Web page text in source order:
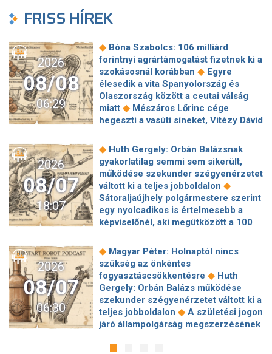
FRISS HÍREK
2026
08/08
06:29
◆ Bóna Szabolcs: 106 milliárd
forintnyi agrártámogatást fizetnek ki a
szokásosnál korábban ◆ Egyre
élesedik a vita Spanyolország és
Olaszország között a ceutai válság
miatt ◆ Mészáros Lőrinc cége
hegeszti a vasúti síneket, Vitézy Dávid
tesz a Bosnyák téri irodakomplexum
beruházója, ha az állam felmondja a
szerződésüket ◆ Megérkezett
Magyar Péter bejelentése: így költik
el a 6 ezer milliárd forintnyi uniós
◆Megbénult az ivóvíztárolók
töltése Ózdon – de máshol is komoly
nehézségek adódtak◆
éjszaka is könnyebb lesz hazajutni
Megszólal Filep Dávid, Magyar Péter
feljelentője: "Ez valóban büntetőügy!"
◆Megszólalt a szomjazó gólyát itató
közutas◆24 év korkülönbség, 24.
évforduló: Hegyi Barbara és Zorán
ritka szerelmes fotójáért odavannak a
felfüggesztett szektorbezárást kapott
2026
08/07
18:07
◆ Huth Gergely: Orbán Balázsnak
gyakorlatilag semmi sem sikerült,
működése szekunder szégyenérzetet
váltott ki a teljes jobboldalon ◆
Sátoraljaújhely polgármestere szerint
egy nyolcadikos is értelmesebb a
képviselőnél, aki megütközött a 100
hírszerzés szerint Putyin pár éven
belül megtámadhat egy NATO-
tagállamot ◆ Vitézy Dávid
elmagyarázta, miért Mészárosék
cége nyerte a közbeszerzést
sínhegesztésre◆ Nagy cégek
segítségét kéri Szolnok
polgármestere a 400 kirúgott
kerékpárgyári munkás miatt
2026
08/07
06:30
◆ Magyar Péter: Holnaptól nincs
szükség az önkéntes
fogyasztáscsökkentésre ◆ Huth
Gergely: Orbán Balázs működése
szekunder szégyenérzetet váltott ki a
teljes jobboldalon ◆ A születési jogon
járó állampolgárság megszerzésének